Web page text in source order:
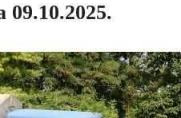
09.10.2025.